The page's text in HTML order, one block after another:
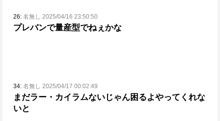
26: 名無し 2025/04/16 23:50:50
プレバンで量産型でねぇかな
34: 名無し 2025/04/17 00:02:49
まだラー・カイラムないじゃん困るよやってくれな
いと